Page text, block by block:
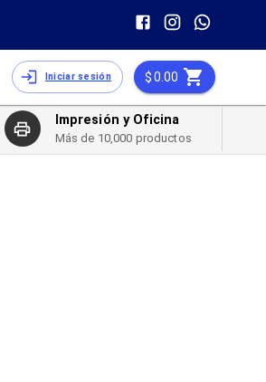
Iniciar sesión 0.00
Impresión y Oficina
Más de 10,000 productos